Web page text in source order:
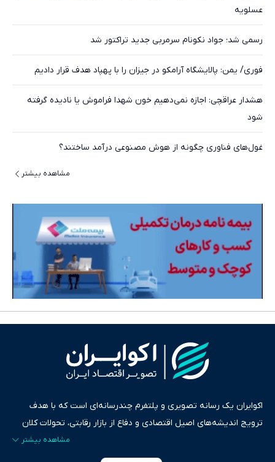
عسلویه
رسمی شد؛ جواد نکونام سرمربی جدید تراکتور شد
فوری/ یمن: پالایشگاه آرامکو در جیزان را با پهپاد هدف قرار دادیم
هشدار عراقچی: اجازه نمی‌دهیم خون شهدا فراموش یا نادیده گرفته
شود
غول‌های فناوری چگونه از هوش مصنوعی درآمد ساختند؟
مشاهده بیشتر
اکوایران یک رسانه تصویری و پلتفرم چندرسانه‌ای است که با هدف
ترویج اندیشه‌های اصیل اقتصادی و دفاع از بازار رقابتی، تحولات کلان
ایران و جهان را در قالب‌های ویدیو، پادکست، متن و گزارش‌های تحلیلی
پایش می‌کند. این رسانه به عنوان منبعی دقیق و قابل اعتماد، فراتر از